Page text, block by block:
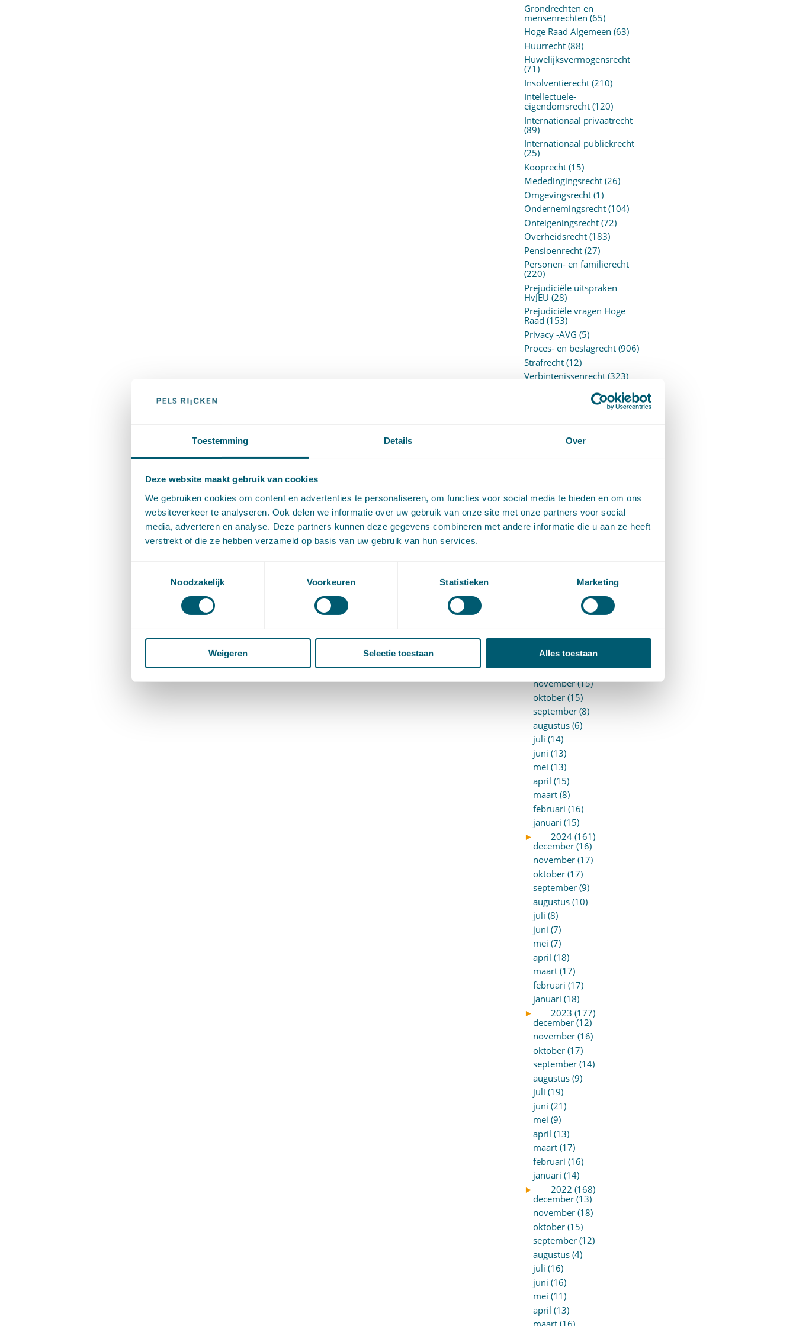
Toestemming Details Over
Deze website maakt gebruik van cookies
We gebruiken cookies om content en advertenties te personaliseren, om functies voor social media te bieden en om ons
websiteverkeer te analyseren. Ook delen we informatie over uw gebruik van onze site met onze partners voor social
media, adverteren en analyse. Deze partners kunnen deze gegevens combineren met andere informatie die u aan ze heeft
verstrekt of die ze hebben verzameld op basis van uw gebruik van hun services.
Noodzakelijk
Voorkeuren Statistieken Marketing
Weigeren Selectie toestaan Alles toestaan
Grondrechten en
mensenrechten (65)
Hoge Raad Algemeen (63)
Huurrecht(88)
Huwelijksvermogensrecht
(71)
Insolventierecht(210)
Intellectuele-
eigendomsrecht(120)
Internationaal privaatrecht
(89)
Internationaal publiekrecht
(25)
Kooprecht(15)
Mededingingsrecht(26)
Omgevingsrecht(1)
Ondernemingsrecht(104)
Onteigeningsrecht(72)
Overheidsrecht(183)
Pensioenrecht(27)
Personen- en familierecht
(220)
Prejudiciële uitspraken
HvJEU (28)
Prejudiciële vragen Hoge
Raad (153)
Privacy -AVG (5)
Proces- en beslagrecht(906)
Strafrecht(12)
Verbintenissenrecht(323)
Vermogensrecht algemeen
Wetgeving
ARCHIEF
2025 (153)
december (15)
november (15)
oktober (15)
september (8)
augustus (6)
juli (14)
juni (13)
mei (13)
april (15)
maart (8)
februari (16)
januari (15)
►
2024 (161)
december (16)
november (17)
oktober (17)
september (9)
augustus (10)
juli (8)
juni (7)
mei (7)
april (18)
maart (17)
februari (17)
januari (18)
►
2023 (177)
december (12)
november (16)
oktober (17)
september (14)
augustus (9)
juli (19)
juni (21)
mei (9)
april (13)
maart (17)
februari (16)
januari (14)
►
2022 (168)
december (13)
november (18)
oktober (15)
september (12)
augustus (4)
juli (16)
juni (16)
mei (11)
april (13)
maart (16)